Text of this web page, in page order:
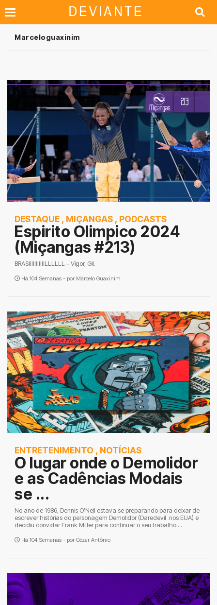
Marceloguaxinim
DESTAQUE , MIÇANGAS , PODCASTS
Espirito Olimpico 2024
(Miçangas #213)
BRASIIIIIIIIIIILLLLLL – Vigor, Gil.
Há 104 Semanas - por Marcelo Guaxinim
ENTRETENIMENTO , NOTÍCIAS
O lugar onde o Demolidor
e as Cadências Modais
se ...
No ano de 1986, Dennis O’Neil estava se preparando para deixar de
escrever histórias do personagem Demolidor (Daredevil nos EUA) e
decidiu convidar Frank Miller para continuar o seu trabalho....
Há 104 Semanas - por Cézar Antônio